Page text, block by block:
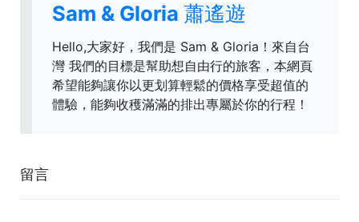
Sam & Gloria 蕭遙遊
Hello,大家好，我們是 Sam & Gloria！來自台
灣 我們的目標是幫助想自由行的旅客，本網頁
希望能夠讓你以更划算輕鬆的價格享受超值的
體驗，能夠收穫滿滿的排出專屬於你的行程！
留言